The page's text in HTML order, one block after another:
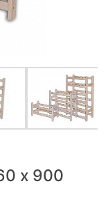
x 900